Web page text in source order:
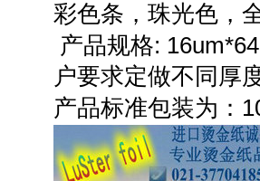
彩色条，珠光色，
产品规格:
户要求定做不同厚
产品标准包装为：